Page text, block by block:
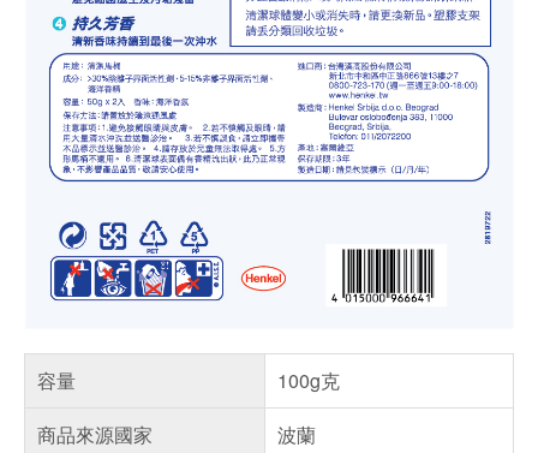
容量
100g克
商品來源國家
波蘭